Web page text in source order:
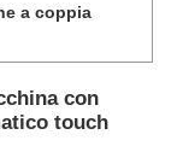
a coppia
con
touch